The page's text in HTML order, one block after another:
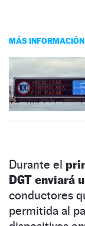
MÁS INFORMACIÓN
Durante el
DGT enviará
conductores
permitida al